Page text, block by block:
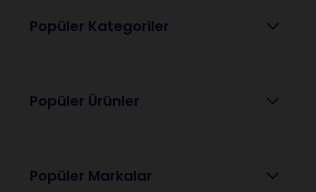
Popüler Kategoriler
Popüler Ürünler
Popüler Markalar